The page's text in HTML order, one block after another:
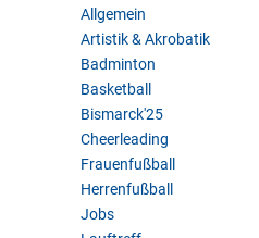
Allgemein
Artistik & Akrobatik
Badminton
Basketball
Bismarck'25
Cheerleading
Frauenfußball
Herrenfußball
Jobs